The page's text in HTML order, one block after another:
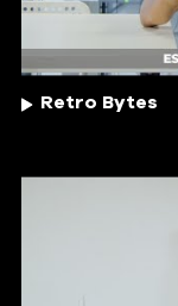
Retro Bytes